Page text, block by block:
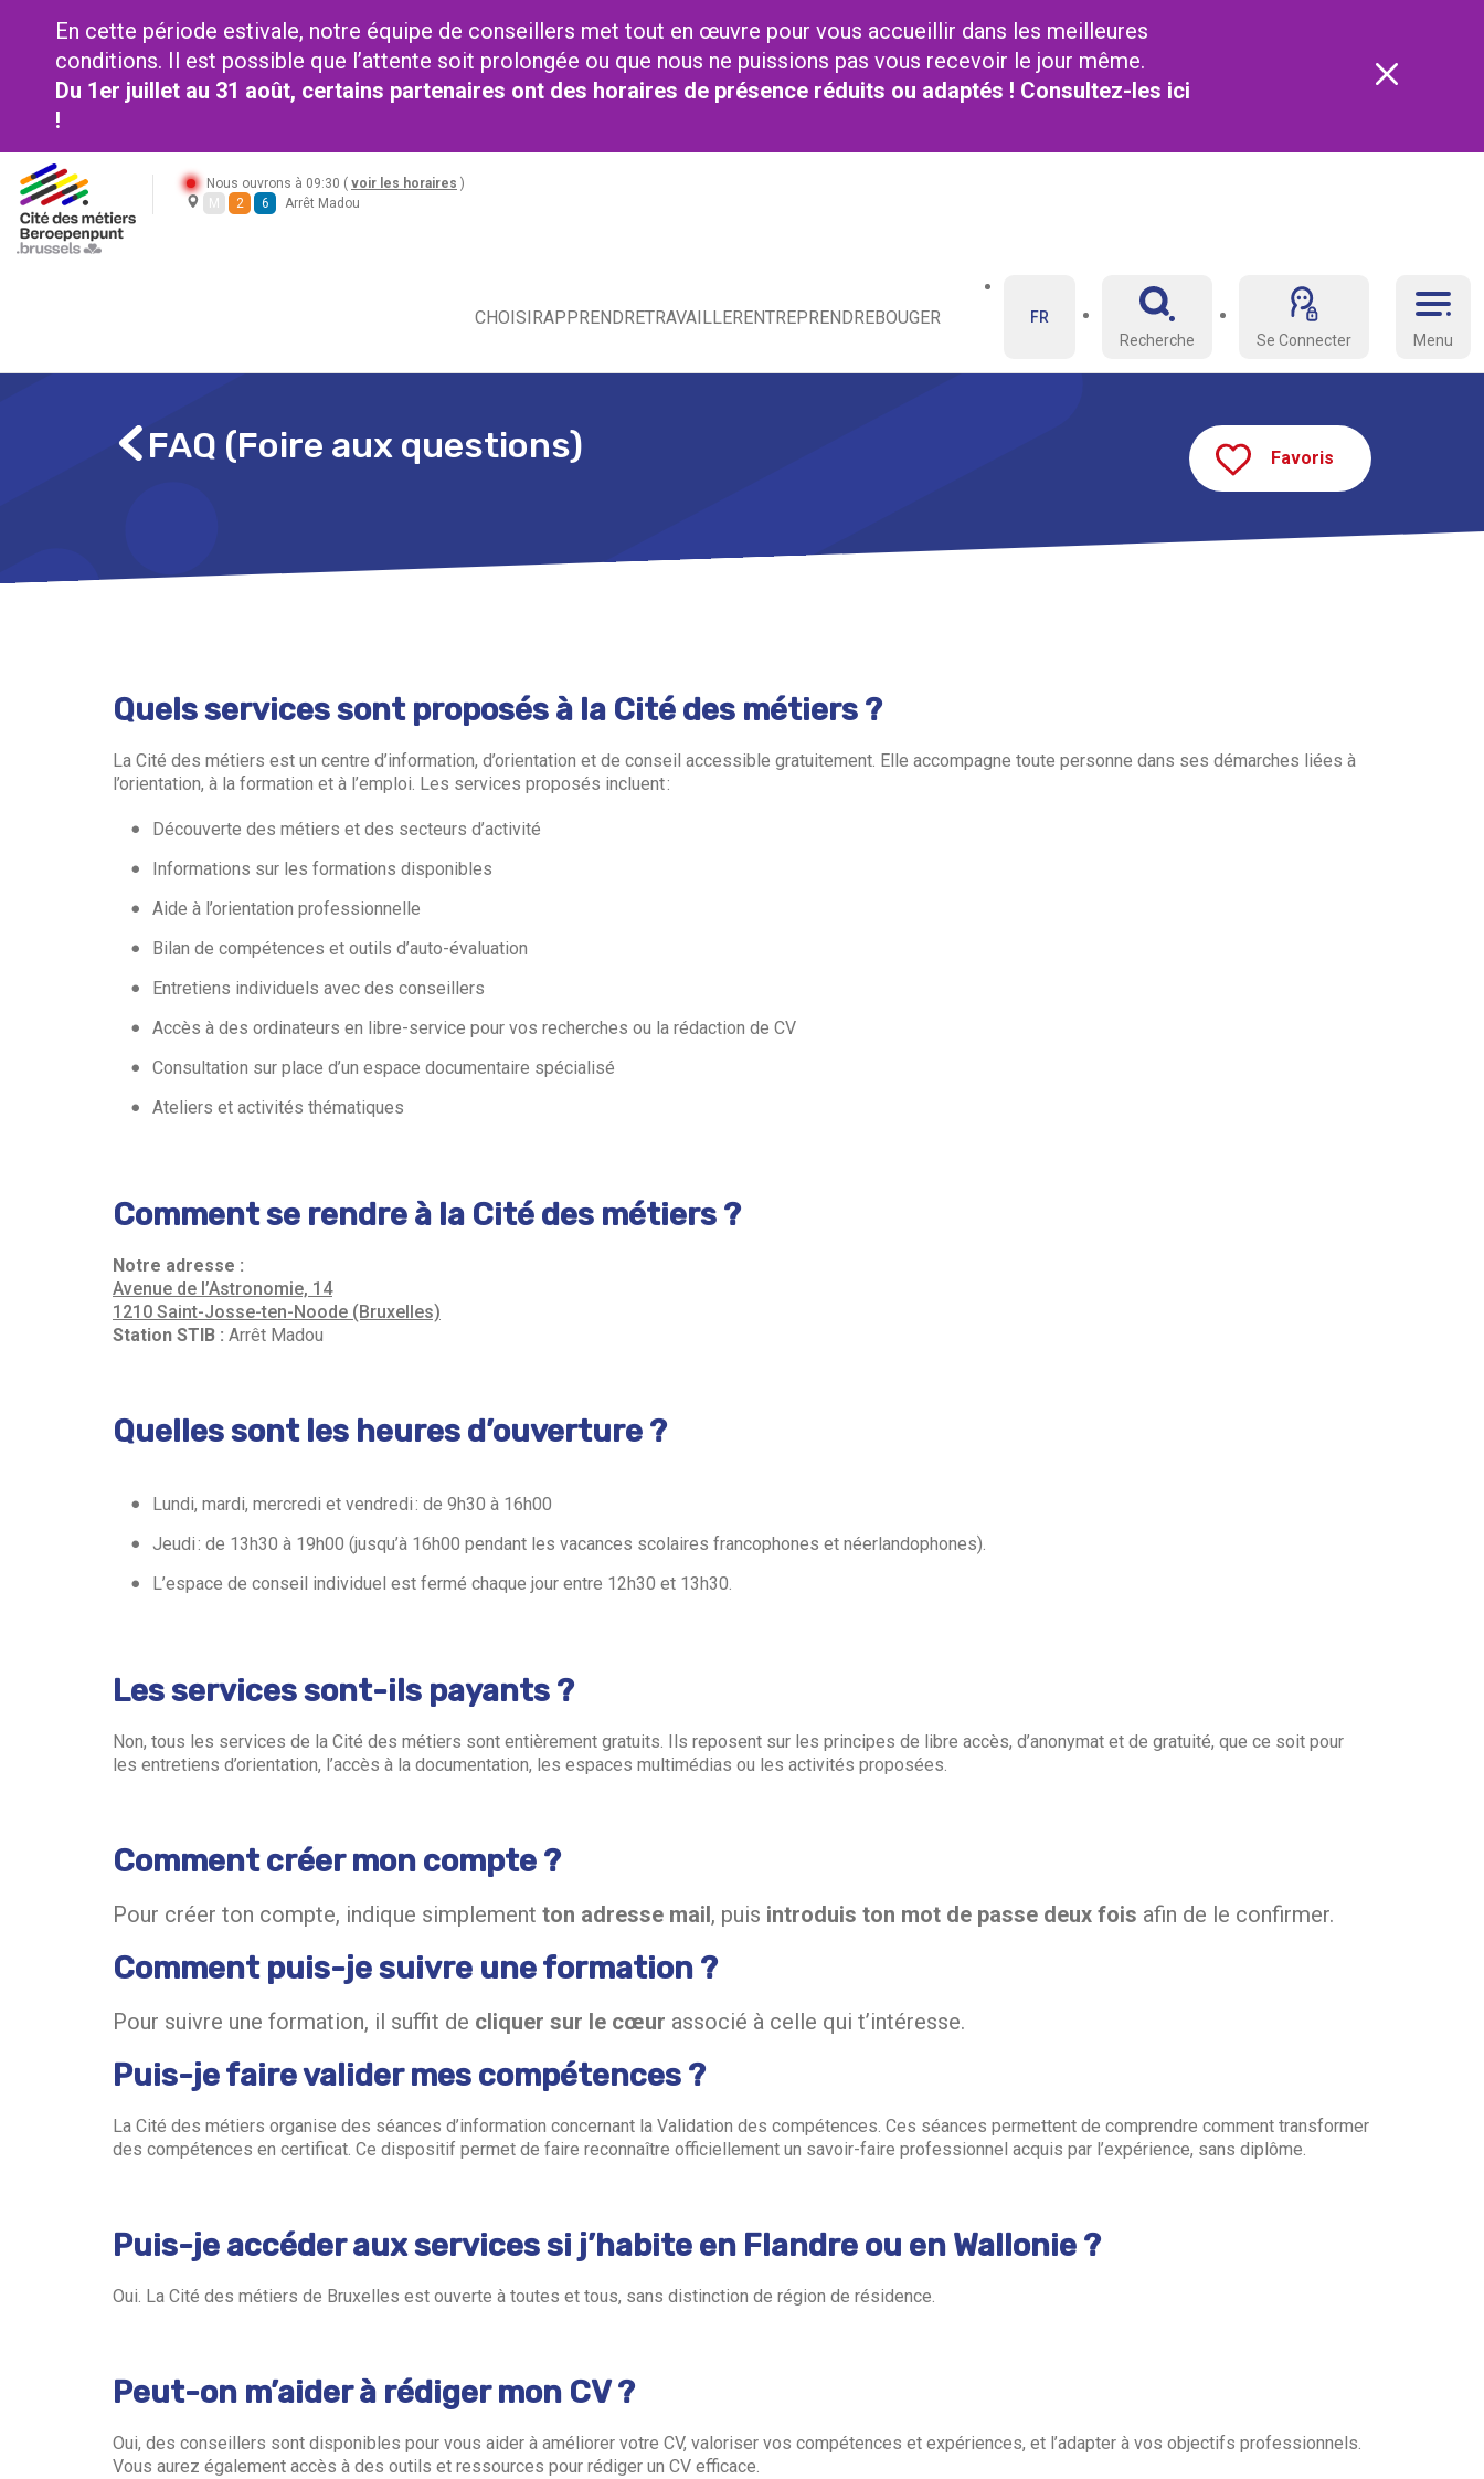
En cette période estivale, notre équipe de conseillers met tout en œuvre pour vous accueillir dans les meilleures
conditions. Il est possible que l’attente soit prolongée ou que nous ne puissions pas vous recevoir le jour même.
Du 1er juillet au 31 août, certains partenaires ont des horaires de présence réduits ou adaptés ! Consultez-les ici
!
Nous ouvrons à 09:30 ( voir les horaires )
M
2 6 Arrêt Madou
CHOISIRAPPRENDRETRAVAILLERENTREPRENDREBOUGER
Menu
FR
Recherche
Se Connecter
FAQ (Foire aux questions) Favoris
Quels services sont proposés à la Cité des métiers ?
La Cité des métiers est un centre d’information, d’orientation et de conseil accessible gratuitement. Elle accompagne toute personne dans ses démarches liées à
l’orientation, à la formation et à l’emploi. Les services proposés incluent :
Découverte des métiers et des secteurs d’activité
Informations sur les formations disponibles
Aide à l’orientation professionnelle
Bilan de compétences et outils d’auto-évaluation
Entretiens individuels avec des conseillers
Accès à des ordinateurs en libre-service pour vos recherches ou la rédaction de CV
Consultation sur place d’un espace documentaire spécialisé
Ateliers et activités thématiques
Comment se rendre à la Cité des métiers ?
Notre adresse :
Avenue de l’Astronomie, 14
1210 Saint-Josse-ten-Noode (Bruxelles)
Station STIB : Arrêt Madou
Quelles sont les heures d’ouverture ?
Lundi, mardi, mercredi et vendredi : de 9h30 à 16h00
Jeudi : de 13h30 à 19h00 (jusqu’à 16h00 pendant les vacances scolaires francophones et néerlandophones).
L’espace de conseil individuel est fermé chaque jour entre 12h30 et 13h30.
Les services sont-ils payants ?
Non, tous les services de la Cité des métiers sont entièrement gratuits. Ils reposent sur les principes de libre accès, d’anonymat et de gratuité, que ce soit pour
les entretiens d’orientation, l’accès à la documentation, les espaces multimédias ou les activités proposées.
Comment créer mon compte ?
Pour créer ton compte, indique simplement ton adresse mail, puis introduis ton mot de passe deux fois afin de le confirmer.
Comment puis-je suivre une formation ?
Pour suivre une formation, il suffit de cliquer sur le cœur associé à celle qui t’intéresse.
Puis-je faire valider mes compétences ?
La Cité des métiers organise des séances d’information concernant la Validation des compétences. Ces séances permettent de comprendre comment transformer
des compétences en certificat. Ce dispositif permet de faire reconnaître officiellement un savoir-faire professionnel acquis par l’expérience, sans diplôme.
Puis-je accéder aux services si j’habite en Flandre ou en Wallonie ?
Oui. La Cité des métiers de Bruxelles est ouverte à toutes et tous, sans distinction de région de résidence.
Peut-on m’aider à rédiger mon CV ?
Oui, des conseillers sont disponibles pour vous aider à améliorer votre CV, valoriser vos compétences et expériences, et l’adapter à vos objectifs professionnels.
Vous aurez également accès à des outils et ressources pour rédiger un CV efficace.